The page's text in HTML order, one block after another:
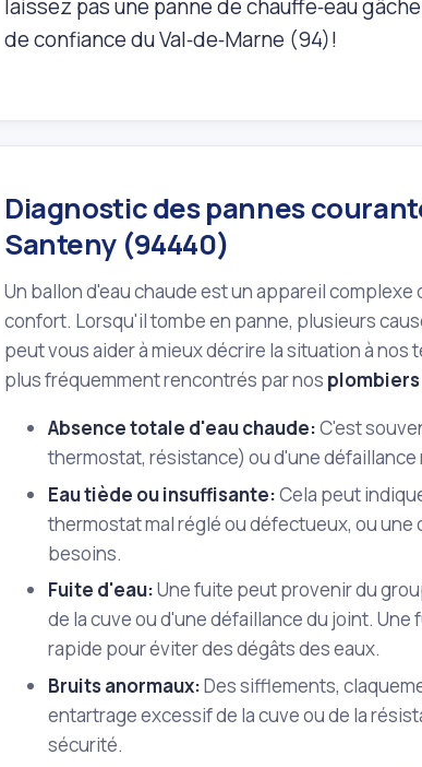
laissez pas une panne de chauffe‑eau
de confiance du Val‑de‑Marne (94)!
Diagnostic des pannes
Santeny (94440)
Un ballon d'eau chaude est un appareil
confort. Lorsqu'il tombe en panne, plusieurs
peut vous aider à mieux décrire la situation à
plus fréquemment rencontrés par nos
Absence totale d'eau chaude:C'est
thermostat, résistance) ou d'une défaillance
Eau tiède ou insuffisante:Cela peut
thermostat mal réglé ou défectueux, ou
besoins.
Fuite d'eau:Une fuite peut provenir du
de la cuve ou d'une défaillance du joint.
rapide pour éviter des dégâts des eaux.
Bruits anormaux:Des sifflements,
entartrage excessif de la cuve ou de la
sécurité.